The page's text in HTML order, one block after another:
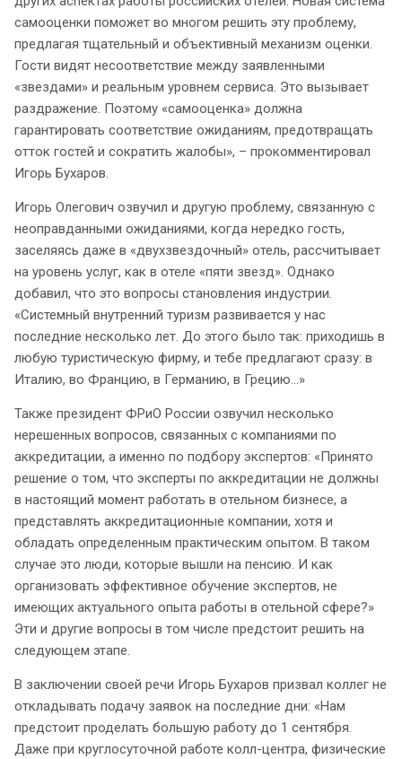
самооценки поможет во многом решить эту проблему,
предлагая тщательный и объективный механизм оценки.
Гости видят несоответствие между заявленными
«звездами» и реальным уровнем сервиса. Это вызывает
раздражение. Поэтому «самооценка» должна
гарантировать соответствие ожиданиям, предотвращать
отток гостей и сократить жалобы», – прокомментировал
Игорь Бухаров.
Игорь Олегович озвучил и другую проблему, связанную с
неоправданными ожиданиями, когда нередко гость,
заселяясь даже в «двухзвездочный» отель, рассчитывает
на уровень услуг, как в отеле «пяти звезд». Однако
добавил, что это вопросы становления индустрии.
«Системный внутренний туризм развивается у нас
последние несколько лет. До этого было так: приходишь в
любую туристическую фирму, и тебе предлагают сразу: в
Италию, во Францию, в Германию, в Грецию…»
Также президент ФРиО России озвучил несколько
нерешенных вопросов, связанных с компаниями по
аккредитации, а именно по подбору экспертов: «Принято
решение о том, что эксперты по аккредитации не должны
в настоящий момент работать в отельном бизнесе, а
представлять аккредитационные компании, хотя и
обладать определенным практическим опытом. В таком
случае это люди, которые вышли на пенсию. И как
организовать эффективное обучение экспертов, не
имеющих актуального опыта работы в отельной сфере?»
Эти и другие вопросы в том числе предстоит решить на
следующем этапе.
В заключении своей речи Игорь Бухаров призвал коллег не
откладывать подачу заявок на последние дни: «Нам
предстоит проделать большую работу до 1 сентября.
Даже при круглосуточной работе колл-центра, физические